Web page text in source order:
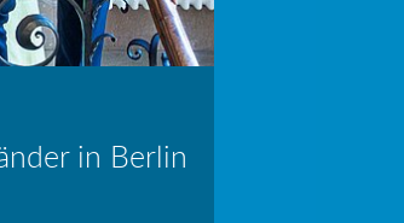
in Berlin
Information: Die Wohngeldstelle darf Nachweise über Bemühungen zur Aufnahme einer Erwerbstätigkeit fordern
auf dieser